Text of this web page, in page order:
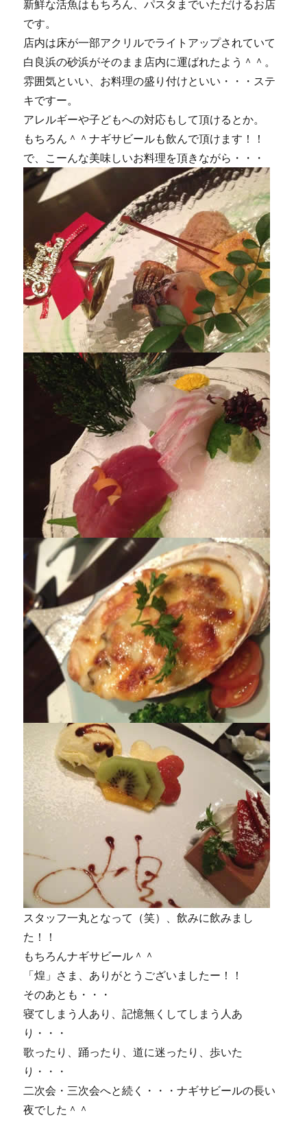
新鮮な活魚はもちろん、パスタまでいただけるお店
です。
店内は床が一部アクリルでライトアップされていて
白良浜の砂浜がそのまま店内に運ばれたよう＾＾。
雰囲気といい、お料理の盛り付けといい・・・ステ
キですー。
アレルギーや子どもへの対応もして頂けるとか。
もちろん＾＾ナギサビールも飲んで頂けます！！
で、こーんな美味しいお料理を頂きながら・・・
スタッフ一丸となって（笑）、飲みに飲みまし
た！！
もちろんナギサビール＾＾
「煌」さま、ありがとうございましたー！！
そのあとも・・・
寝てしまう人あり、記憶無くしてしまう人あ
り・・・
歌ったり、踊ったり、道に迷ったり、歩いた
り・・・
二次会・三次会へと続く・・・ナギサビールの長い
夜でした＾＾